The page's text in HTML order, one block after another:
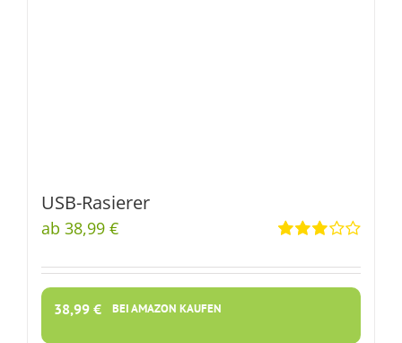
USB-Rasierer
3.00out
of 5
ab 38,99 €
38,99 € BEI AMAZON KAUFEN